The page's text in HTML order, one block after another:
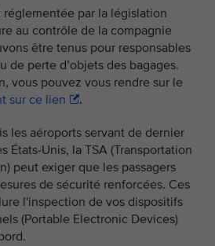
par la législation
au contrôle de la compagnie
être tenus pour responsables
de perte d’objets des bagages.
vous pouvez vous rendre sur le
sur ce lien .
les aéroports servant de dernier
États-Unis, la TSA (Transportation
peut exiger que les passagers
de sécurité renforcées. Ces
l'inspection de vos dispositifs
(Portable Electronic Devices)